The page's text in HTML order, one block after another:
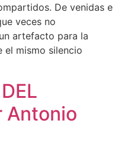
De venidas e
veces no
artefacto para la
el mismo silencio
Antonio